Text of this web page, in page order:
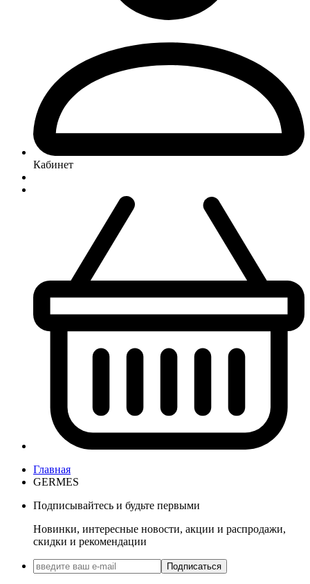
Кабинет
Главная
GERMES
Подписывайтесь и будьте первыми
Новинки, интересные новости, акции и распродажи,
скидки и рекомендации
Подписаться